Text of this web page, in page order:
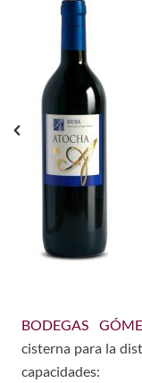
BODEGAS
cisterna para la
capacidades: